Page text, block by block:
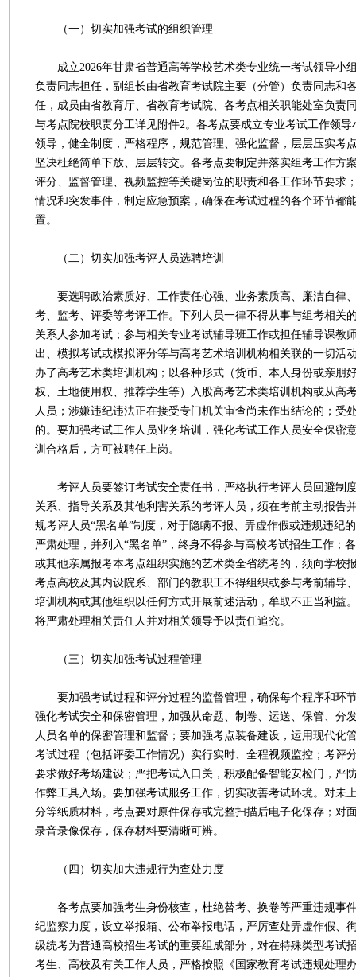
（一）切实加强考试的组织管理
成立2026年甘肃省普通高等学校艺术类专业统一考试领导小
负责同志担任，副组长由省教育考试院主要（分管）负责同志和
任，成员由省教育厅、省教育考试院、各考点相关职能处室负责
与考点院校职责分工详见附件2。各考点要成立专业考试工作领
领导，健全制度，严格程序，规范管理、强化监督，层层压实考
坚决杜绝简单下放、层层转交。各考点要制定并落实组考工作方
评分、监督管理、视频监控等关键岗位的职责和各工作环节要求
情况和突发事件，制定应急预案，确保在考试过程的各个环节都
置。
（二）切实加强考评人员选聘培训
要选聘政治素质好、工作责任心强、业务素质高、廉洁自律
考、监考、评委等考评工作。下列人员一律不得从事与组考相关
关系人参加考试；参与相关专业考试辅导班工作或担任辅导课教
出、模拟考试或模拟评分等与高考艺术培训机构相关联的一切活
办了高考艺术类培训机构；以各种形式（货币、本人身份或亲朋
权、土地使用权、推荐学生等）入股高考艺术类培训机构或从高
人员；涉嫌违纪违法正在接受专门机关审查尚未作出结论的；受
的。要加强考试工作人员业务培训，强化考试工作人员安全保密
训合格后，方可被聘任上岗。
考评人员要签订考试安全责任书，严格执行考评人员回避制
关系、指导关系及其他利害关系的考评人员，须在考前主动报告
规考评人员“黑名单”制度，对于隐瞒不报、弄虚作假或违规违纪
严肃处理，并列入“黑名单”，终身不得参与高校考试招生工作；
或其他亲属报考本考点组织实施的艺术类全省统考的，须向学校
考点高校及其内设院系、部门的教职工不得组织或参与考前辅导
培训机构或其他组织以任何方式开展前述活动，牟取不正当利益
将严肃处理相关责任人并对相关领导予以责任追究。
（三）切实加强考试过程管理
要加强考试过程和评分过程的监督管理，确保每个程序和环
强化考试安全和保密管理，加强从命题、制卷、运送、保管、分
人员名单的保密管理和监督；要加强考点装备建设，运用现代化
考试过程（包括评委工作情况）实行实时、全程视频监控；考评
要求做好考场建设；严把考试入口关，积极配备智能安检门，严
作弊工具入场。要加强考试服务工作，切实改善考试环境。对未
分等纸质材料，考点要对原件保存或完整扫描后电子化保存；对
录音录像保存，保存材料要清晰可辨。
（四）切实加大违规行为查处力度
各考点要加强考生身份核查，杜绝替考、换卷等严重违规事
纪监察力度，设立举报箱、公布举报电话，严厉查处弄虚作假、
级统考为普通高校招生考试的重要组成部分，对在特殊类型考试
考生、高校及有关工作人员，严格按照《国家教育考试违规处理